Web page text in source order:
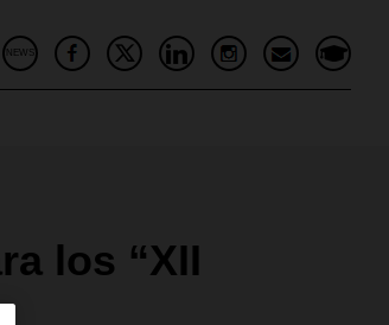
NEWS
los “XII